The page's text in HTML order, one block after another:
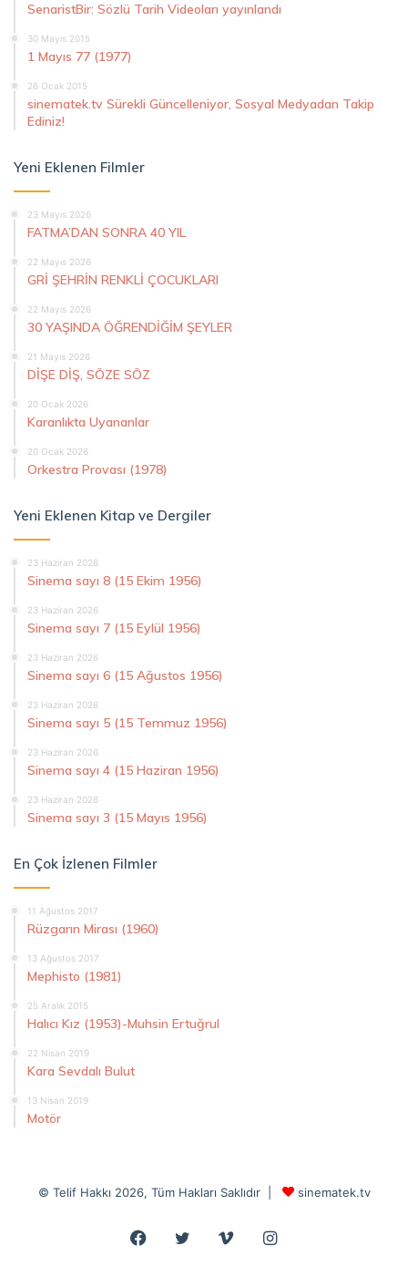
SenaristBir: Sözlü Tarih Videoları yayınlandı
30 Mayıs 2015
1 Mayıs 77 (1977)
26 Ocak 2015
sinematek.tv Sürekli Güncelleniyor, Sosyal Medyadan Takip
Ediniz!
Yeni Eklenen Filmler
23 Mayıs 2026
FATMA’DAN SONRA 40 YIL
22 Mayıs 2026
GRİ ŞEHRİN RENKLİ ÇOCUKLARI
22 Mayıs 2026
30 YAŞINDA ÖĞRENDİĞİM ŞEYLER
21 Mayıs 2026
DİŞE DİŞ, SÖZE SÖZ
20 Ocak 2026
Karanlıkta Uyananlar
20 Ocak 2026
Orkestra Provası (1978)
Yeni Eklenen Kitap ve Dergiler
23 Haziran 2026
Sinema sayı 8 (15 Ekim 1956)
23 Haziran 2026
Sinema sayı 7 (15 Eylül 1956)
23 Haziran 2026
Sinema sayı 6 (15 Ağustos 1956)
23 Haziran 2026
Sinema sayı 5 (15 Temmuz 1956)
23 Haziran 2026
Sinema sayı 4 (15 Haziran 1956)
23 Haziran 2026
Sinema sayı 3 (15 Mayıs 1956)
En Çok İzlenen Filmler
11 Ağustos 2017
Rüzgarın Mirası (1960)
13 Ağustos 2017
Mephisto (1981)
25 Aralık 2015
Halıcı Kız (1953)-Muhsin Ertuğrul
22 Nisan 2019
Kara Sevdalı Bulut
13 Nisan 2019
Motör
© Telif Hakkı 2026, Tüm Hakları Saklıdır | sinematek.tv
Facebook
Twitter VimeoInstagram